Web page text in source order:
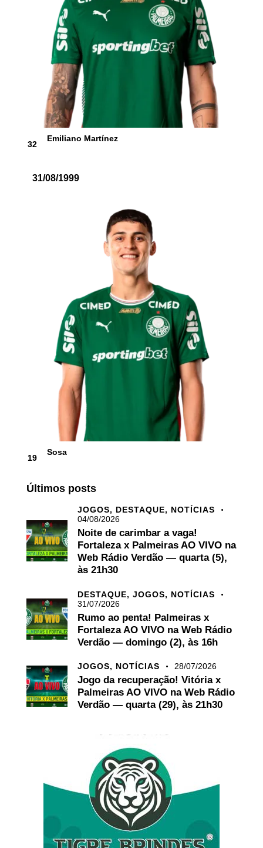
32
Emiliano Martínez
31/08/1999
19
Sosa
Últimos posts
JOGOS, DESTAQUE, NOTÍCIAS
04/08/2026
Noite de carimbar a vaga!
Fortaleza x Palmeiras AO VIVO na
Web Rádio Verdão — quarta (5),
às 21h30
DESTAQUE, JOGOS, NOTÍCIAS
31/07/2026
Rumo ao penta! Palmeiras x
Fortaleza AO VIVO na Web Rádio
Verdão — domingo (2), às 16h
JOGOS, NOTÍCIAS 28/07/2026
Jogo da recuperação! Vitória x
Palmeiras AO VIVO na Web Rádio
Verdão — quarta (29), às 21h30